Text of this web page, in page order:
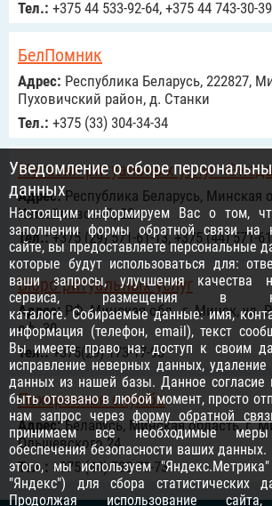
Тел.: +375 44 533-92-64, +375 44 743-30-39
БелПомник
Адрес: Республика Беларусь, 222827,
Пуховичский район, д. Станки
Тел.: +375 (33) 304-34-34
Магазин ритуальных услуг
Адрес:Республика Беларусь, Минская
Измайловский, 22
Тел.:+375 (29) 571-61-13, +375 (44) 571-
Бюро ритуальных услуг
Адрес:РФ, Минская обл., г. Минск, ул.
оф. 30
Тел.:+375(29) 173-17-93
Похоронная служба
Адрес:Беларусь, Минская область, г.
Ольшевского 24
Тел.: +375 (44) 732-73-73
Уведомление о сборе
данных
Настоящим информируем Вас о том,
заполнении формы обратной связи на
сайте, вы предоставляете персональные
которые будут использоваться для:
ваши запросы, улучшения качества
сервиса, размещения в
каталоге. Собираемые данные: имя,
информация (телефон, email), текст
Вы имеете право на: доступ к своим
исправление неверных данных,
данных из нашей базы. Данное согласие
быть отозвано в любой момент, просто
нам запрос черезформу обратной
принимаем все необходимые
обеспечения безопасности ваших
этого, мы используем
"Яндекс") для сбора статистических
Продолжая использование